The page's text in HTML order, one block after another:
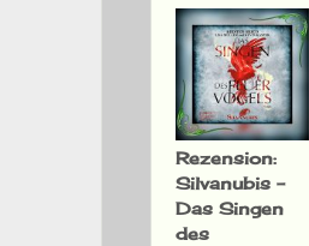
Rezension:
Silvanubis –
Das Singen
des